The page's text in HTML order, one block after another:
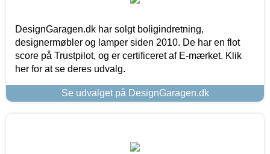
DesignGaragen.dk har solgt boligindretning,
designermøbler og lamper siden 2010. De har en flot
score på Trustpilot, og er certificeret af E-mærket. Klik
her for at se deres udvalg.
Se udvalget på DesignGaragen.dk